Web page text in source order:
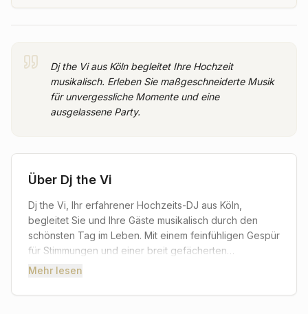
Dj the Vi aus Köln begleitet Ihre Hochzeit
musikalisch. Erleben Sie maßgeschneiderte Musik
für unvergessliche Momente und eine
ausgelassene Party.
Über Dj the Vi
Dj the Vi, Ihr erfahrener Hochzeits-DJ aus Köln,
begleitet Sie und Ihre Gäste musikalisch durch den
schönsten Tag im Leben. Mit einem feinfühligen Gespür
für Stimmungen und einer breit gefächerten
Musikauswahl sorgt Dj the Vi dafür, dass Ihre
Von den emotionalen Klängen für den Einzug bis hin zu
Mehr lesen